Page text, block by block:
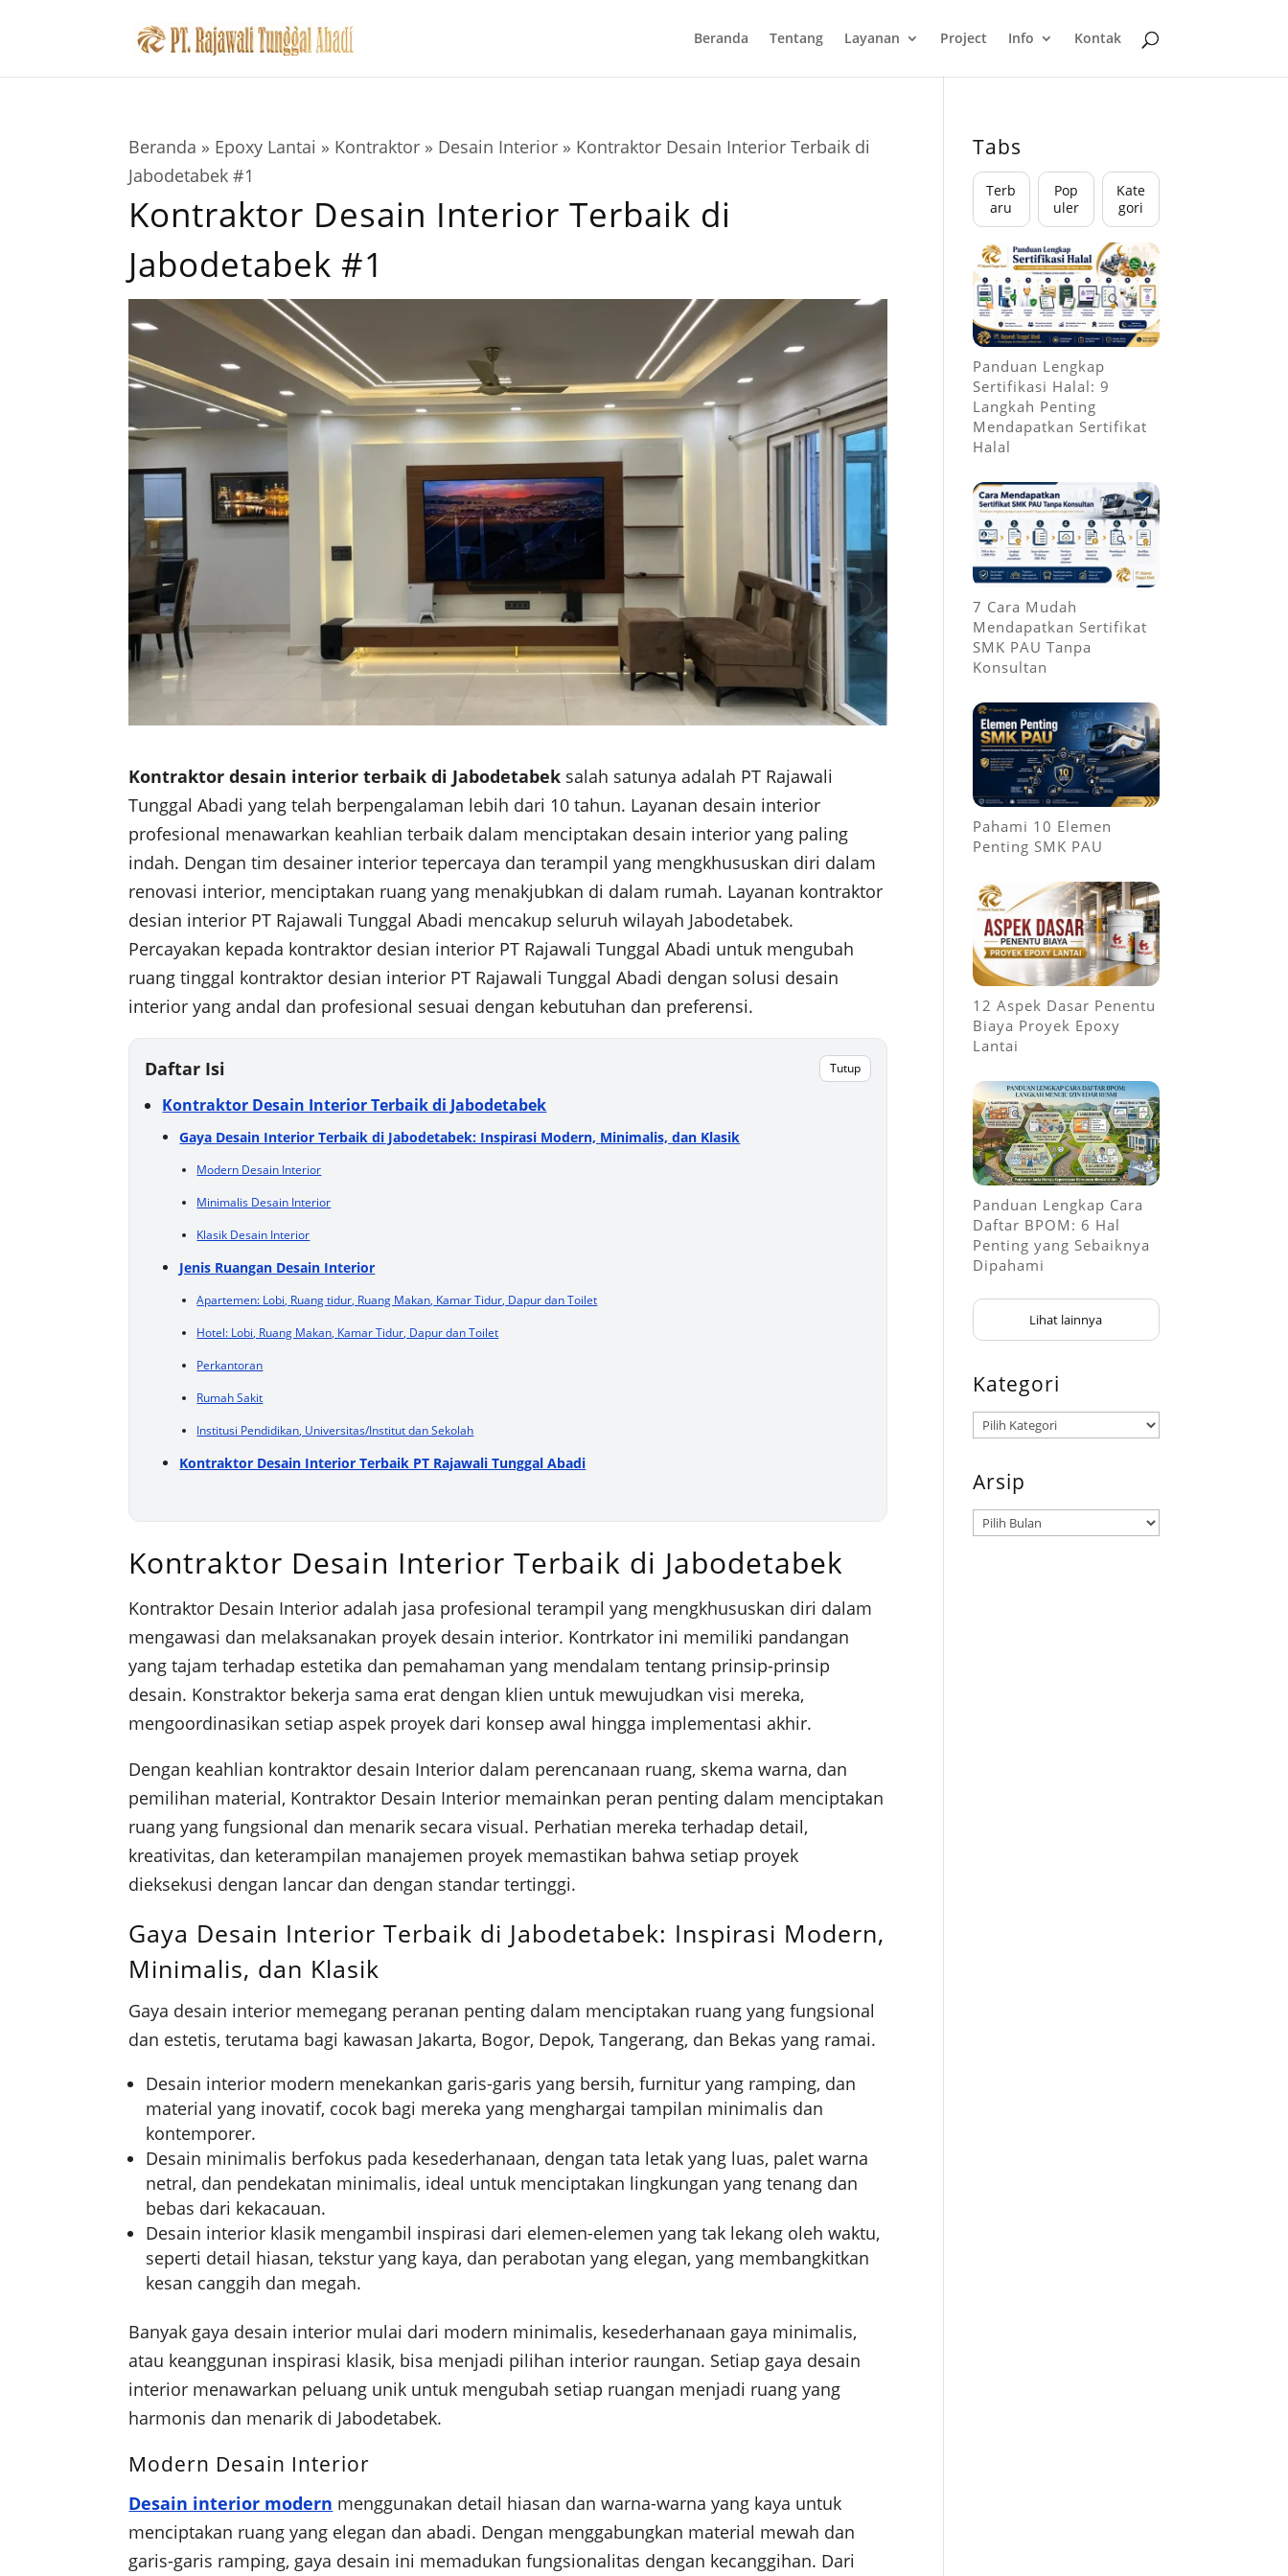
Beranda Tentang Layanan Project Info Kontak
Beranda » Epoxy Lantai » Kontraktor » Desain Interior » Kontraktor Desain Interior Terbaik di
Jabodetabek #1
Kontraktor Desain Interior Terbaik di
Jabodetabek #1
Kontraktor desain interior terbaik di Jabodetabek salah satunya adalah PT Rajawali
Tunggal Abadi yang telah berpengalaman lebih dari 10 tahun. Layanan desain interior
profesional menawarkan keahlian terbaik dalam menciptakan desain interior yang paling
indah. Dengan tim desainer interior tepercaya dan terampil yang mengkhususkan diri dalam
renovasi interior, menciptakan ruang yang menakjubkan di dalam rumah. Layanan kontraktor
desian interior PT Rajawali Tunggal Abadi mencakup seluruh wilayah Jabodetabek.
Percayakan kepada kontraktor desian interior PT Rajawali Tunggal Abadi untuk mengubah
ruang tinggal kontraktor desian interior PT Rajawali Tunggal Abadi dengan solusi desain
interior yang andal dan profesional sesuai dengan kebutuhan dan preferensi.
Daftar Isi Tutup
Kontraktor Desain Interior Terbaik di Jabodetabek
Gaya Desain Interior Terbaik di Jabodetabek: Inspirasi Modern, Minimalis, dan Klasik
Modern Desain Interior
Minimalis Desain Interior
Klasik Desain Interior
Jenis Ruangan Desain Interior
Apartemen: Lobi, Ruang tidur, Ruang Makan, Kamar Tidur, Dapur dan Toilet
Hotel: Lobi, Ruang Makan, Kamar Tidur, Dapur dan Toilet
Perkantoran
Rumah Sakit
Institusi Pendidikan, Universitas/Institut dan Sekolah
Kontraktor Desain Interior Terbaik PT Rajawali Tunggal Abadi
Kontraktor Desain Interior Terbaik di Jabodetabek
Kontraktor Desain Interior adalah jasa profesional terampil yang mengkhususkan diri dalam
mengawasi dan melaksanakan proyek desain interior. Kontrkator ini memiliki pandangan
yang tajam terhadap estetika dan pemahaman yang mendalam tentang prinsip-prinsip
desain. Konstraktor bekerja sama erat dengan klien untuk mewujudkan visi mereka,
mengoordinasikan setiap aspek proyek dari konsep awal hingga implementasi akhir.
Dengan keahlian kontraktor desain Interior dalam perencanaan ruang, skema warna, dan
pemilihan material, Kontraktor Desain Interior memainkan peran penting dalam menciptakan
ruang yang fungsional dan menarik secara visual. Perhatian mereka terhadap detail,
kreativitas, dan keterampilan manajemen proyek memastikan bahwa setiap proyek
dieksekusi dengan lancar dan dengan standar tertinggi.
Gaya Desain Interior Terbaik di Jabodetabek: Inspirasi Modern,
Minimalis, dan Klasik
Gaya desain interior memegang peranan penting dalam menciptakan ruang yang fungsional
dan estetis, terutama bagi kawasan Jakarta, Bogor, Depok, Tangerang, dan Bekas yang ramai.
Desain interior modern menekankan garis-garis yang bersih, furnitur yang ramping, dan
material yang inovatif, cocok bagi mereka yang menghargai tampilan minimalis dan
kontemporer.
Desain minimalis berfokus pada kesederhanaan, dengan tata letak yang luas, palet warna
netral, dan pendekatan minimalis, ideal untuk menciptakan lingkungan yang tenang dan
bebas dari kekacauan.
Desain interior klasik mengambil inspirasi dari elemen-elemen yang tak lekang oleh waktu,
seperti detail hiasan, tekstur yang kaya, dan perabotan yang elegan, yang membangkitkan
kesan canggih dan megah.
Banyak gaya desain interior mulai dari modern minimalis, kesederhanaan gaya minimalis,
atau keanggunan inspirasi klasik, bisa menjadi pilihan interior raungan. Setiap gaya desain
interior menawarkan peluang unik untuk mengubah setiap ruangan menjadi ruang yang
harmonis dan menarik di Jabodetabek.
Modern Desain Interior
Desain interior modern menggunakan detail hiasan dan warna-warna yang kaya untuk
menciptakan ruang yang elegan dan abadi. Dengan menggabungkan material mewah dan
garis-garis ramping, gaya desain ini memadukan fungsionalitas dengan kecanggihan. Dari
Tabs
Terb
aru
Pop
uler
Kate
gori
Panduan Lengkap
Sertifikasi Halal: 9
Langkah Penting
Mendapatkan Sertifikat
Halal
7 Cara Mudah
Mendapatkan Sertifikat
SMK PAU Tanpa
Konsultan
Pahami 10 Elemen
Penting SMK PAU
12 Aspek Dasar Penentu
Biaya Proyek Epoxy
Lantai
Panduan Lengkap Cara
Daftar BPOM: 6 Hal
Penting yang Sebaiknya
Dipahami
Lihat lainnya
Kategori
Kategori
Arsip
Arsip